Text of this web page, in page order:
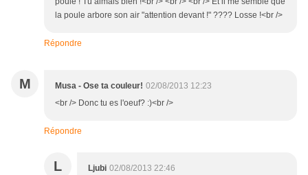
la poule arbore son air "attention devant !" ???? Losse !<br />
Répondre
M Musa - Ose ta couleur! 02/08/2013 12:23
<br /> Donc tu es l'oeuf? :)<br />
Répondre
L Ljubi 02/08/2013 22:46